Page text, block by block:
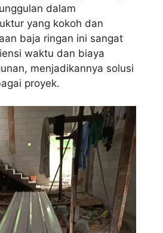
dalam
yang kokoh dan
baja ringan ini sangat
waktu dan biaya
menjadikannya solusi
proyek.